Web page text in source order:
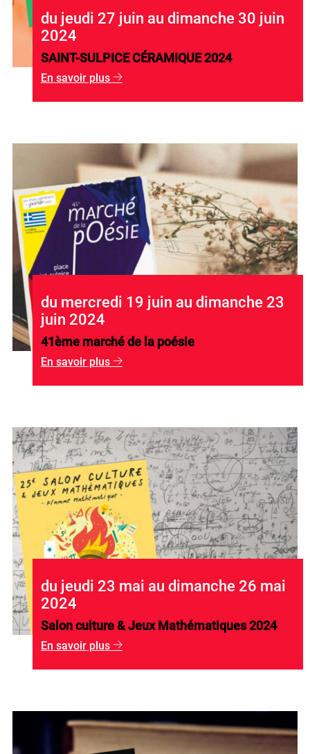
du jeudi 27 juin au dimanche 30 juin
2024
SAINT-SULPICE CÉRAMIQUE 2024
En savoir plus g
du mercredi 19 juin au dimanche 23
juin 2024
41ème marché de la poésie
En savoir plus g
du jeudi 23 mai au dimanche 26 mai
2024
Salon culture & Jeux Mathématiques 2024
En savoir plus g